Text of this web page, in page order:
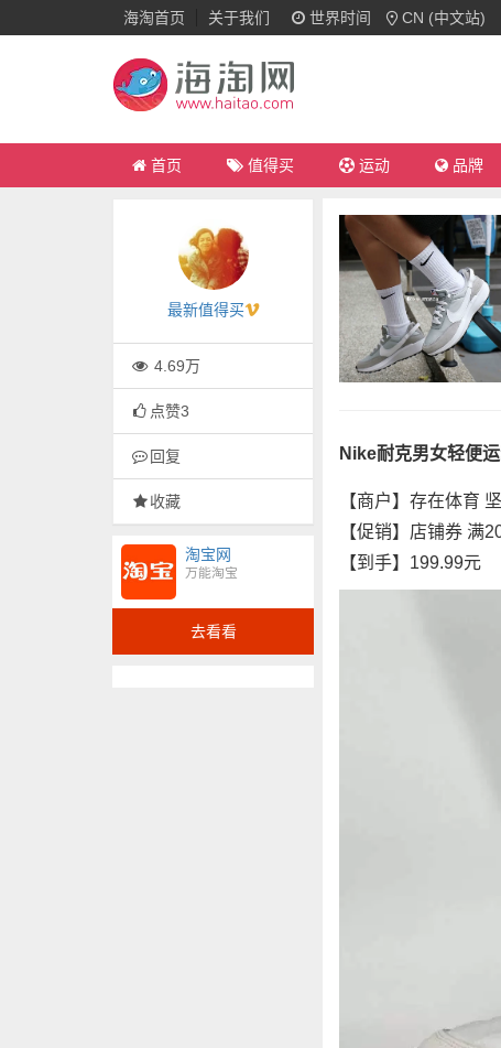
海淘首页 关于我们 世界时间 CN (中文站)
首页 值得买 运动 品牌
最新值得买
4.69万
点赞3
回复
收藏
淘宝网
万能淘宝
去看看
Nike耐克男女轻便
【商户】存在体育
【促销】店铺券 满
【到手】199.99元